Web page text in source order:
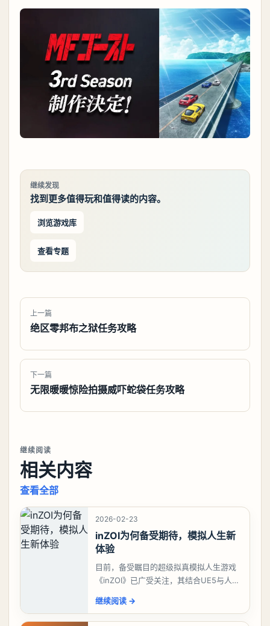
继续发现
找到更多值得玩和值得读的内容。
浏览游戏库
查看专题
上一篇
绝区零邦布之狱任务攻略
下一篇
无限暖暖惊险拍摄威吓蛇袋任务攻略
继续阅读
相关内容
查看全部
2026-02-23
inZOI为何备受期待，模拟人生新
体验
目前，备受瞩目的超级拟真模拟人生游戏
《inZOI》已广受关注，其结合UE5与人工
期待榜上脱颖而出，稳坐榜首。对于这款
深受模拟
继续阅读 →